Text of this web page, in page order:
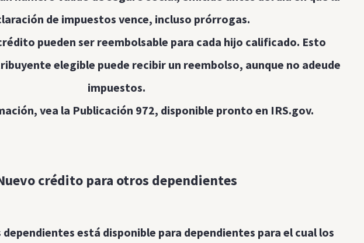
de impuestos vence, incluso prórrogas.
pueden ser reembolsable para cada hijo calificado. Esto
elegible puede recibir un reembolso, aunque no adeude
impuestos.
vea la Publicación 972, disponible pronto en IRS.gov.
crédito para otros dependientes
está disponible para dependientes para el cual los